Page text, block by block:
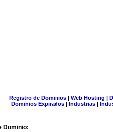
Registro de Dominios| Web Hosting |
Dominios Expirados | Industrias |
Dominio: